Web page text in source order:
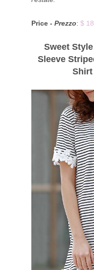
Price - Prezzo: $
Sweet
Sleeve
Shirt